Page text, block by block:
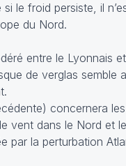
le froid persiste, il
du Nord.
entre le Lyonnais et
de verglas semble
concernera
vent dans le Nord et
par la perturbation